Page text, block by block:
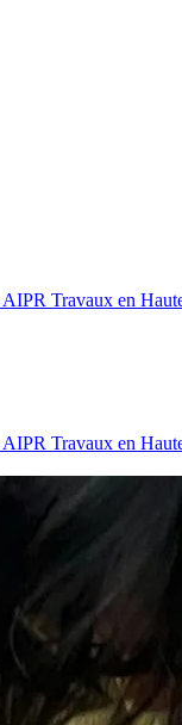
AIPR Travaux en
AIPR Travaux en